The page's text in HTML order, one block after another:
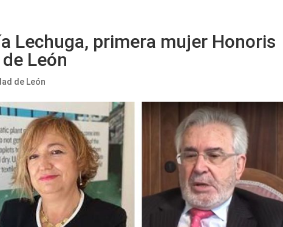
Lechuga, primera mujer Honoris
León
de León